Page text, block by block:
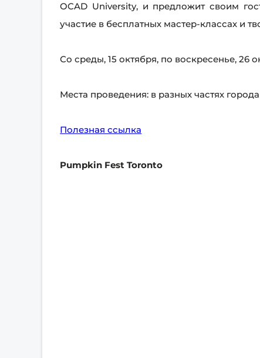
OCAD University, и предложит своим
участие в бесплатных мастер-классах и
Со среды, 15 октября, по воскресенье, 26
Места проведения: в разных частях города
Полезная ссылка
Pumpkin Fest Toronto